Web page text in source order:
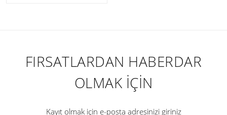
FIRSATLARDAN HABERDAR
OLMAK İÇİN